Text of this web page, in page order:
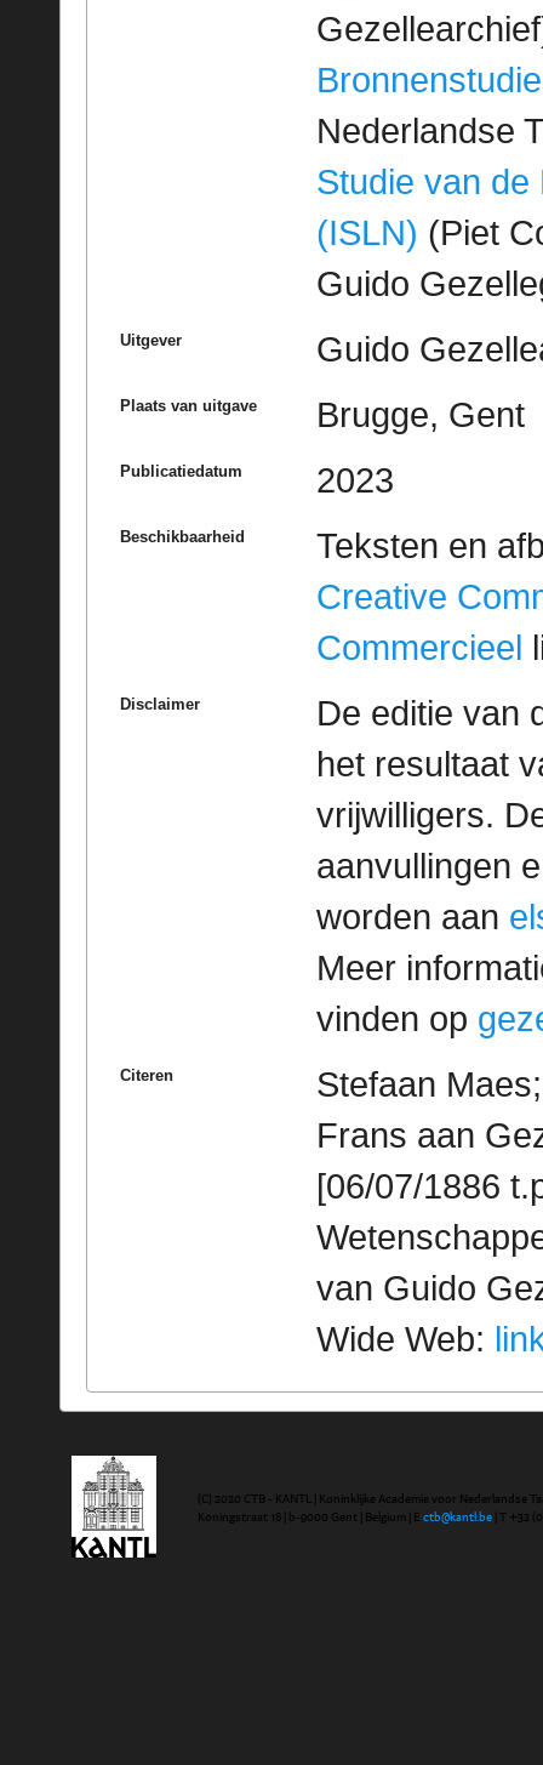
Bronnenstudie
Nederlandse
Studie van de
(ISLN) (Piet
Guido
Uitgever Guido
Plaats van uitgave Brugge, Gent
Publicatiedatum 2023
Beschikbaarheid
Teksten en
Creative
Commercieel
Disclaimer
De editie van
het resultaat
vrijwilligers.
aanvullingen
worden aan
Meer
vinden op
Citeren
Stefaan
Frans aan
[06/07/1886
van Guido
Wide Web:
(C) 2020 CTB - KANTL | Koninklijke Academie voor Nederlandse
Koningstraat 18 | b-9000 Gent | Belgium | E ctb@kantl.be | T +32